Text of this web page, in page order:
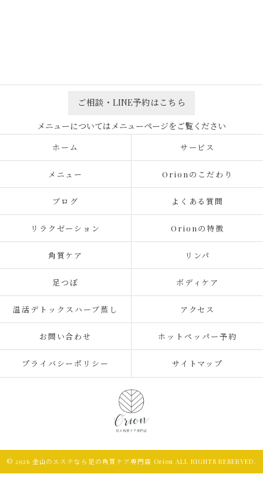
ご相談・LINE予約はこちら
ホーム サービス
メニュー Orionのこだわり
ブログ よくある質問
リラクゼーション Orionの特徴
角質ケア リンパ
足つぼ ボディケア
温活デトックスハーブ蒸し アクセス
お問い合わせ ホットペッパー予約
プライバシーポリシー サイトマップ
© 2026 金山のエステなら足の角質ケア専門店 Orion ALL RIGHTS RESERVED.